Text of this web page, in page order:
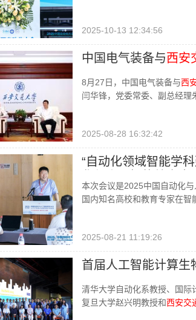
2025-10-13 12:34:56
中国电气装备与西安
8月27日，中国电气装备与西
闫华锋，党委常委、副总经理
2025-08-28 16:32:42
“自动化领域智能学
本次会议是2025中国自动化
国内知名高校和教育专家在智
2025-08-21 11:19:26
首届人工智能计算生
清华大学自动化系教授、国际
复旦大学赵兴明教授和西安交